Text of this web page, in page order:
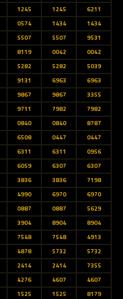
1245 1245
6211
0574 1434
1434
5507 5507
9531
8119 0042
0042
5282 5282
5039
9131 6963
6963
9867 9867
3355
9711 7982
7982
0840 0840
8787
6508 0447
0447
6311 6311
0956
6059 6307
6307
3836 3836
7198
4990 6970
6970
0887 0887
5629
3904 8904
8904
7548 7548
4913
4878 5732
5732
2414 2414
7355
4276 4607
4607
1525 1525
8179